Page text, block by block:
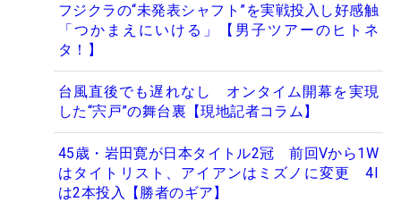
フジクラの“未発表シャフト”を実戦投入し好感触
「つかまえにいける」【男子ツアーのヒトネ
タ！】
台風直後でも遅れなし オンタイム開幕を実現
した“宍戸”の舞台裏【現地記者コラム】
45歳・岩田寛が日本タイトル2冠 前回Vから1W
はタイトリスト、アイアンはミズノに変更 4I
は2本投入【勝者のギア】